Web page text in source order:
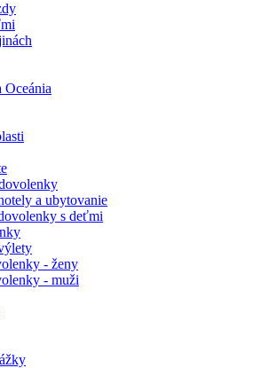
Oceánia
a ubytovanie
s deťmi
- ženy
- muži